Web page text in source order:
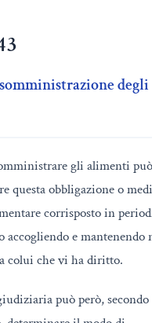
degli
gli alimenti
questa obbligazione o
corrisposto in
accogliendo e mantenendo
colui che vi ha diritto.
può però, secondo